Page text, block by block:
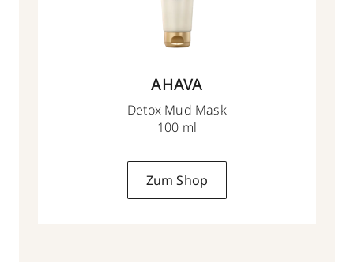
AHAVA
Detox Mud Mask
100 ml
Zum Shop